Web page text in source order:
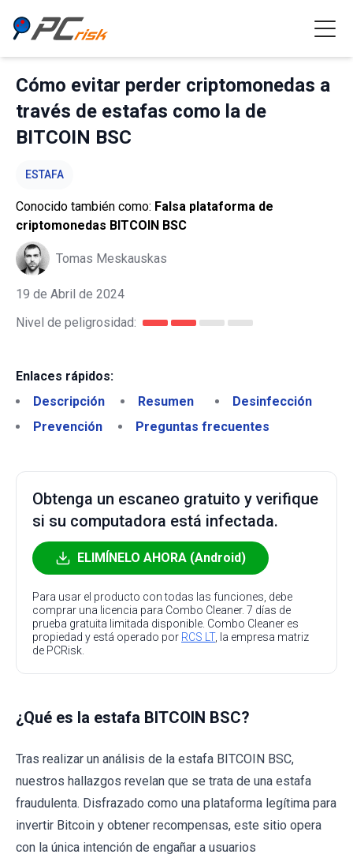
Cómo evitar perder criptomonedas a
través de estafas como la de
BITCOIN BSC
ESTAFA
Conocido también como: Falsa plataforma de
criptomonedas BITCOIN BSC
Tomas Meskauskas
19 de Abril de 2024
Nivel de peligrosidad:
Enlaces rápidos:
Descripción
Resumen
Desinfección
Prevención
Preguntas frecuentes
Obtenga un escaneo gratuito y verifique
si su computadora está infectada.
ELIMÍNELO AHORA (Android)
Para usar el producto con todas las funciones, debe
comprar una licencia para Combo Cleaner. 7 días de
prueba gratuita limitada disponible. Combo Cleaner es
propiedad y está operado por RCS LT, la empresa matriz
de PCRisk.
¿Qué es la estafa BITCOIN BSC?
Tras realizar un análisis de la estafa BITCOIN BSC,
nuestros hallazgos revelan que se trata de una estafa
fraudulenta. Disfrazado como una plataforma legítima para
invertir Bitcoin y obtener recompensas, este sitio opera
con la única intención de engañar a usuarios